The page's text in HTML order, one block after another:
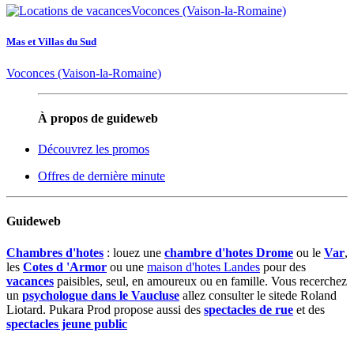
Mas et Villas du Sud
Voconces (Vaison-la-Romaine)
À propos de guideweb
Découvrez les promos
Offres de dernière minute
Guideweb
Chambres d'hotes : louez une chambre d'hotes Drome ou le Var,
les Cotes d 'Armor ou une maison d'hotes Landes pour des
vacances paisibles, seul, en amoureux ou en famille. Vous recerchez
un psychologue dans le Vaucluse allez consulter le sitede Roland
Liotard. Pukara Prod propose aussi des spectacles de rue et des
spectacles jeune public